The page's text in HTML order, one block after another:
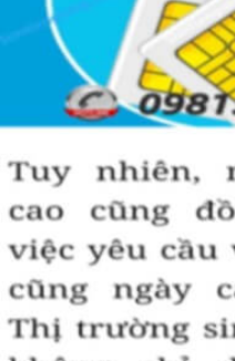
Hướng dẫn mua Sim
Simtiengiang.vn.
Sim Tiền Giang là đơn vị cung
tín chất lượng.
Chọn mua sim số đẹp thường
một số phải vừa đẹp, vừa tốt
hảo. Vậy phải làm sao?
- Cách nhanh nhất để chọn
trang chủ của Sim Tiền Giang,